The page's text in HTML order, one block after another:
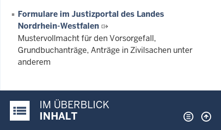
Formulare im Justizportal des Landes
Nordrhein-Westfalen
Mustervollmacht für den Vorsorgefall,
Grundbuchanträge, Anträge in Zivilsachen unter
anderem
Justiz-Portal im Überblick:
IM ÜBERBLICK
INHALT